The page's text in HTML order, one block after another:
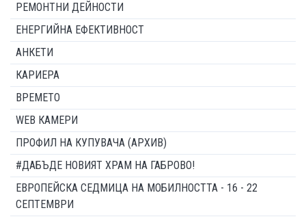
РЕМОНТНИ ДЕЙНОСТИ
ЕНЕРГИЙНА ЕФЕКТИВНОСТ
АНКЕТИ
КАРИЕРА
ВРЕМЕТО
WEB КАМЕРИ
ПРОФИЛ НА КУПУВАЧА (АРХИВ)
#ДАБЪДЕ НОВИЯТ ХРАМ НА ГАБРОВО!
ЕВРОПЕЙСКА СЕДМИЦА НА МОБИЛНОСТТА - 16 - 22
СЕПТЕМВРИ